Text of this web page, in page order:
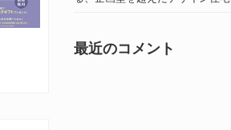
最近のコメント